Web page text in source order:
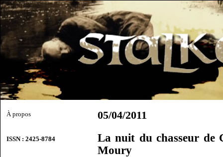
À propos
ISSN : 2425-8784
05/04/2011
La nuit du chasseur de
Moury